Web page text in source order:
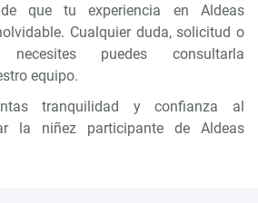
que tu experiencia en Aldeas
Cualquier duda, solicitud o
puedes consultarla
equipo.
tranquilidad y confianza al
la niñez participante de Aldeas